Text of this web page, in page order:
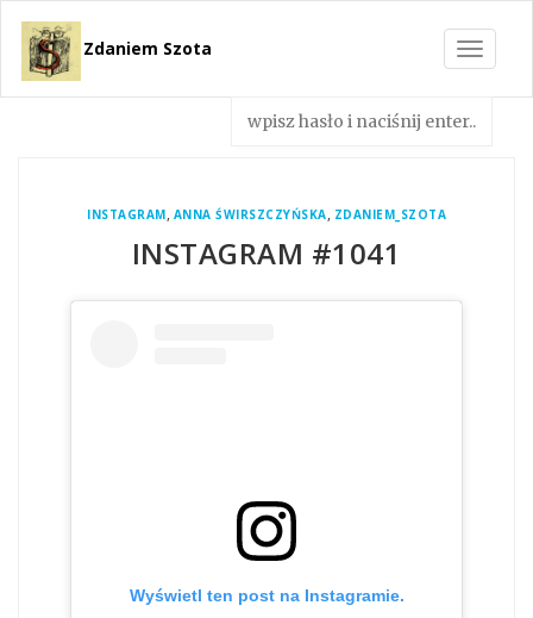
Toggle
Zdaniem Szota
INSTAGRAM, ANNA ŚWIRSZCZYŃSKA, ZDANIEM_SZOTA
INSTAGRAM #1041
Wyświetl ten post na Instagramie.